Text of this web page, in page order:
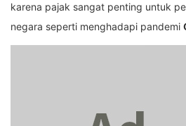
karena pajak sangat penting untuk
negara seperti menghadapi pandemi